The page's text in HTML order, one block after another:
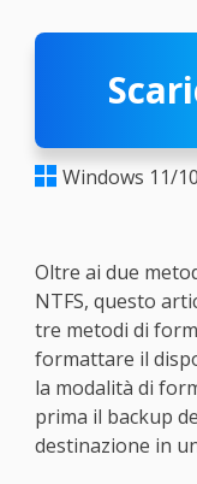
 Windows 11/
Oltre ai due
NTFS, questo
tre metodi di
formattare il
la modalità di
prima il backup
destinazione in